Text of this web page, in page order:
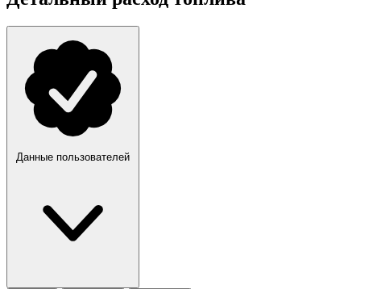
Данные пользователей